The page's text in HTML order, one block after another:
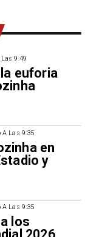
9:49
euforia
A Las 9:35
en
y
A Las 9:35
los